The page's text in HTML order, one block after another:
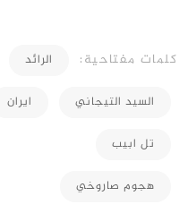
كلمات مفتاحية: الرائد
السيد التيجاني ايران
تل ابيب
هجوم صاروخي